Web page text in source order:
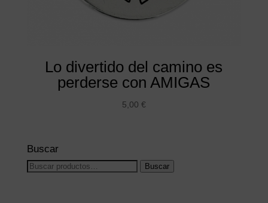
Lo divertido del camino es
perderse con AMIGAS
5,00 €
Buscar
Buscar
Buscar